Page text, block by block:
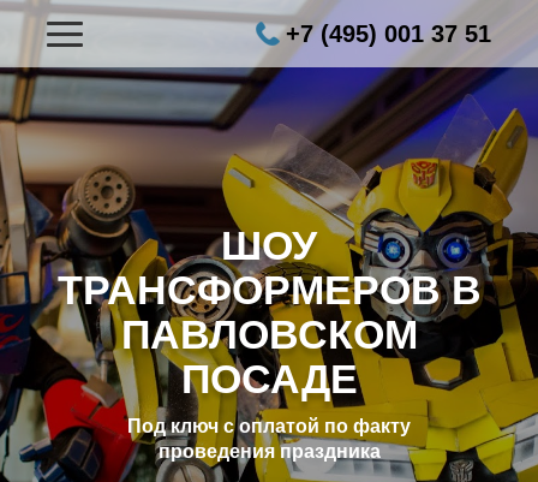
+7 (495) 001 37 51
ШОУ
ТРАНСФОРМЕРОВ В
ПАВЛОВСКОМ
ПОСАДЕ
Под ключ с оплатой по факту
проведения праздника